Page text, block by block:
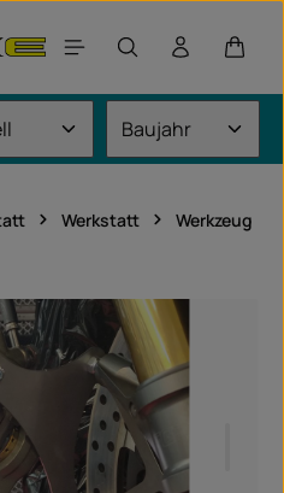
Werkstatt Werkzeug